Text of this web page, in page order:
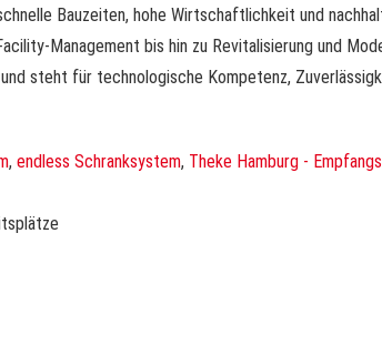
Bauzeiten, hohe Wirtschaftlichkeit und
Management bis hin zu Revitalisierung und
steht für technologische Kompetenz,
, endless Schranksystem, Theke Hamburg -